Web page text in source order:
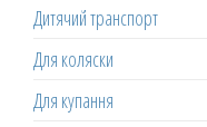
Дитячий транспорт
Для коляски
Для купання